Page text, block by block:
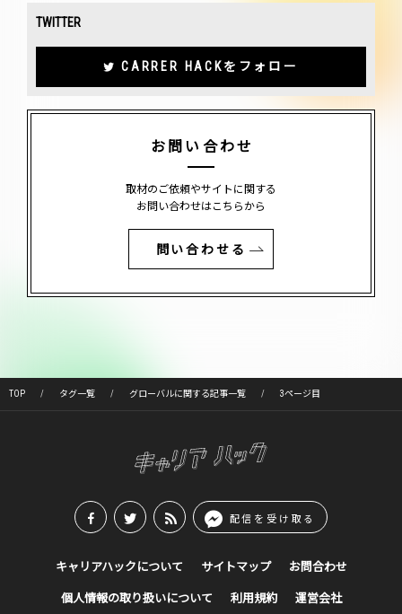
TWITTER
CARRER HACKをフォロー
お問い合わせ
取材のご依頼やサイトに関する
お問い合わせはこちらから
問い合わせる
TOP タグ一覧 グローバルに関する記事一覧 3ページ目
配信を受け取る
キャリアハックについて サイトマップ お問合わせ
個人情報の取り扱いについて 利用規約 運営会社